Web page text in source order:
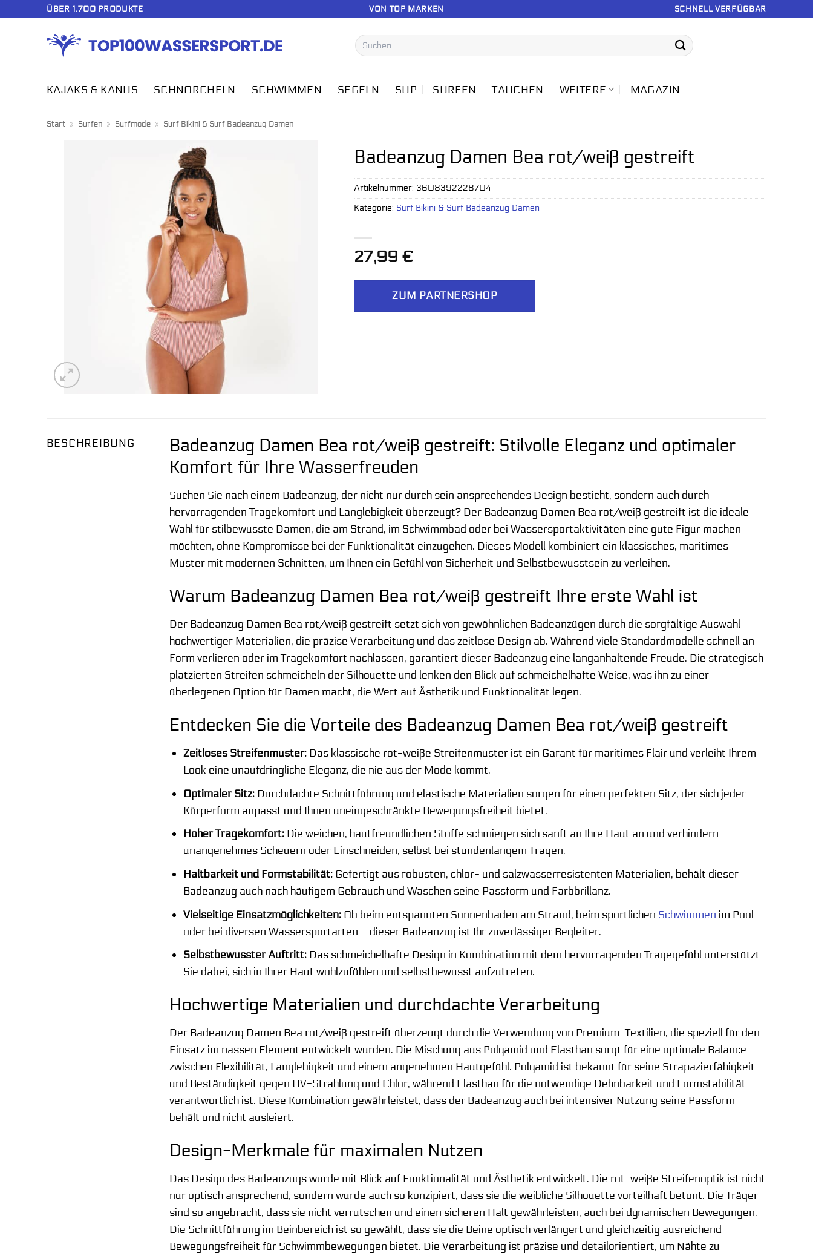
ÜBER 1.700 PRODUKTE VON TOP MARKEN SCHNELL VERFÜGBAR
Suchen
nach:
KAJAKS & KANUS SCHNORCHELN SCHWIMMEN SEGELN SUP SURFEN TAUCHEN WEITERE MAGAZIN
Start » Surfen » Surfmode » Surf Bikini & Surf Badeanzug Damen
Badeanzug Damen Bea rot/weiß gestreift
27,99€
ZUM PARTNERSHOP
Artikelnummer: 3608392228704
Kategorie: Surf Bikini & Surf Badeanzug Damen
BESCHREIBUNG
Badeanzug Damen Bea rot/weiß gestreift: Stilvolle Eleganz und optimaler
Komfort für Ihre Wasserfreuden
Suchen Sie nach einem Badeanzug, der nicht nur durch sein ansprechendes Design besticht, sondern auch durch
hervorragenden Tragekomfort und Langlebigkeit überzeugt? Der Badeanzug Damen Bea rot/weiß gestreift ist die ideale
Wahl für stilbewusste Damen, die am Strand, im Schwimmbad oder bei Wassersportaktivitäten eine gute Figur machen
möchten, ohne Kompromisse bei der Funktionalität einzugehen. Dieses Modell kombiniert ein klassisches, maritimes
Muster mit modernen Schnitten, um Ihnen ein Gefühl von Sicherheit und Selbstbewusstsein zu verleihen.
Warum Badeanzug Damen Bea rot/weiß gestreift Ihre erste Wahl ist
Der Badeanzug Damen Bea rot/weiß gestreift setzt sich von gewöhnlichen Badeanzügen durch die sorgfältige Auswahl
hochwertiger Materialien, die präzise Verarbeitung und das zeitlose Design ab. Während viele Standardmodelle schnell an
Form verlieren oder im Tragekomfort nachlassen, garantiert dieser Badeanzug eine langanhaltende Freude. Die strategisch
platzierten Streifen schmeicheln der Silhouette und lenken den Blick auf schmeichelhafte Weise, was ihn zu einer
überlegenen Option für Damen macht, die Wert auf Ästhetik und Funktionalität legen.
Entdecken Sie die Vorteile des Badeanzug Damen Bea rot/weiß gestreift
Zeitloses Streifenmuster: Das klassische rot-weiße Streifenmuster ist ein Garant für maritimes Flair und verleiht Ihrem
Look eine unaufdringliche Eleganz, die nie aus der Mode kommt.
Optimaler Sitz: Durchdachte Schnittführung und elastische Materialien sorgen für einen perfekten Sitz, der sich jeder
Körperform anpasst und Ihnen uneingeschränkte Bewegungsfreiheit bietet.
Hoher Tragekomfort: Die weichen, hautfreundlichen Stoffe schmiegen sich sanft an Ihre Haut an und verhindern
unangenehmes Scheuern oder Einschneiden, selbst bei stundenlangem Tragen.
Haltbarkeit und Formstabilität: Gefertigt aus robusten, chlor- und salzwasserresistenten Materialien, behält dieser
Badeanzug auch nach häufigem Gebrauch und Waschen seine Passform und Farbbrillanz.
Vielseitige Einsatzmöglichkeiten: Ob beim entspannten Sonnenbaden am Strand, beim sportlichen Schwimmen im Pool
oder bei diversen Wassersportarten – dieser Badeanzug ist Ihr zuverlässiger Begleiter.
Selbstbewusster Auftritt: Das schmeichelhafte Design in Kombination mit dem hervorragenden Tragegefühl unterstützt
Sie dabei, sich in Ihrer Haut wohlzufühlen und selbstbewusst aufzutreten.
Hochwertige Materialien und durchdachte Verarbeitung
Der Badeanzug Damen Bea rot/weiß gestreift überzeugt durch die Verwendung von Premium-Textilien, die speziell für den
Einsatz im nassen Element entwickelt wurden. Die Mischung aus Polyamid und Elasthan sorgt für eine optimale Balance
zwischen Flexibilität, Langlebigkeit und einem angenehmen Hautgefühl. Polyamid ist bekannt für seine Strapazierfähigkeit
und Beständigkeit gegen UV-Strahlung und Chlor, während Elasthan für die notwendige Dehnbarkeit und Formstabilität
verantwortlich ist. Diese Kombination gewährleistet, dass der Badeanzug auch bei intensiver Nutzung seine Passform
behält und nicht ausleiert.
Design-Merkmale für maximalen Nutzen
Das Design des Badeanzugs wurde mit Blick auf Funktionalität und Ästhetik entwickelt. Die rot-weiße Streifenoptik ist nicht
nur optisch ansprechend, sondern wurde auch so konzipiert, dass sie die weibliche Silhouette vorteilhaft betont. Die Träger
sind so angebracht, dass sie nicht verrutschen und einen sicheren Halt gewährleisten, auch bei dynamischen Bewegungen.
Die Schnittführung im Beinbereich ist so gewählt, dass sie die Beine optisch verlängert und gleichzeitig ausreichend
Bewegungsfreiheit für Schwimmbewegungen bietet. Die Verarbeitung ist präzise und detailorientiert, um Nähte zu